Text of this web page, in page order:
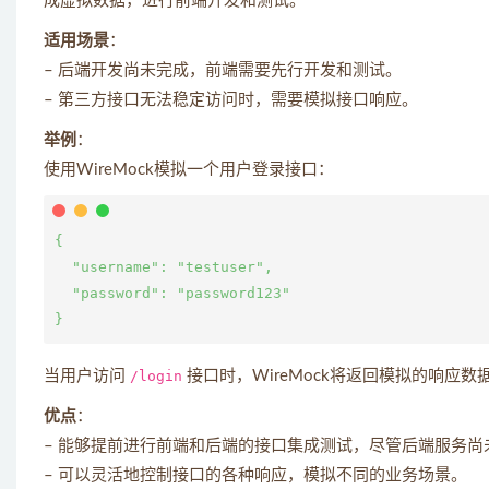
适用场景：
– 后端开发尚未完成，前端需要先行开发和测试。
– 第三方接口无法稳定访问时，需要模拟接口响应。
举例 ：
使用WireMock模拟一个用户登录接口：
{
  "username": "testuser",
  "password": "password123"
当用户访问 /login 接口时，WireMock将返回模拟的响应数据
优点：
– 能够提前进行前端和后端的接口集成测试，尽管后端服务尚
– 可以灵活地控制接口的各种响应，模拟不同的业务场景。